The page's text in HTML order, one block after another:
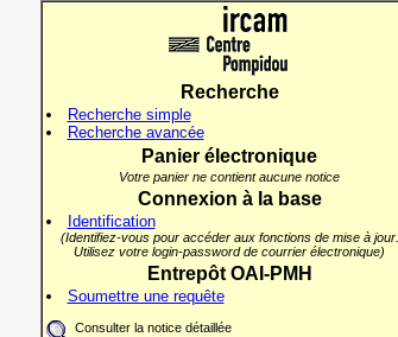
Recherche
Recherche simple
Recherche avancée
Panier électronique
Votre panier ne contient aucune notice
Connexion à la base
Identification
(Identifiez-vous pour accéder aux fonctions de mise à jour.
Utilisez votre login-password de courrier électronique)
Entrepôt OAI-PMH
Soumettre une requête
Consulter la notice détaillée